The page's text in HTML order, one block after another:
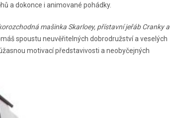
a dokonce i animované pohádky.
mašinka Skarloey, přístavní jeřáb Cranky a
spoustu neuvěřitelných dobrodružství a veselých
motivací představivosti a neobyčejných